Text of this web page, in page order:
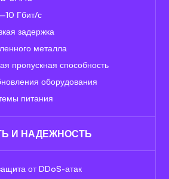
Гбит/с
задержка
металла
пропускная способность
оборудования
питания
И НАДЕЖНОСТЬ
от DDoS-атак